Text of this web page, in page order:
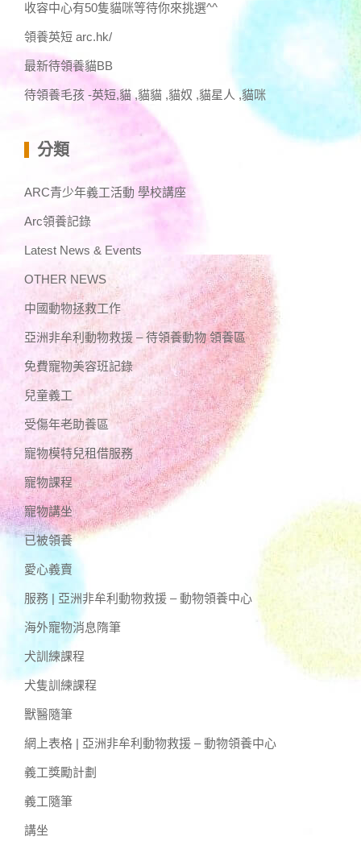
收容中心有50隻貓咪等待你來挑選^^
領養英短 arc.hk/
最新待領養貓BB
待領養毛孩 -英短,貓 ,貓貓 ,貓奴 ,貓星人 ,貓咪
分類
ARC青少年義工活動 學校講座
Arc領養記錄
Latest News & Events
OTHER NEWS
中國動物拯救工作
亞洲非牟利動物救援 – 待領養動物 領養區
免費寵物美容班記錄
兒童義工
受傷年老助養區
寵物模特兒租借服務
寵物課程
寵物講坐
已被領養
愛心義賣
服務 | 亞洲非牟利動物救援 – 動物領養中心
海外寵物消息隋筆
犬訓練課程
犬隻訓練課程
獸醫隨筆
網上表格 | 亞洲非牟利動物救援 – 動物領養中心
義工獎勵計劃
義工隨筆
講坐